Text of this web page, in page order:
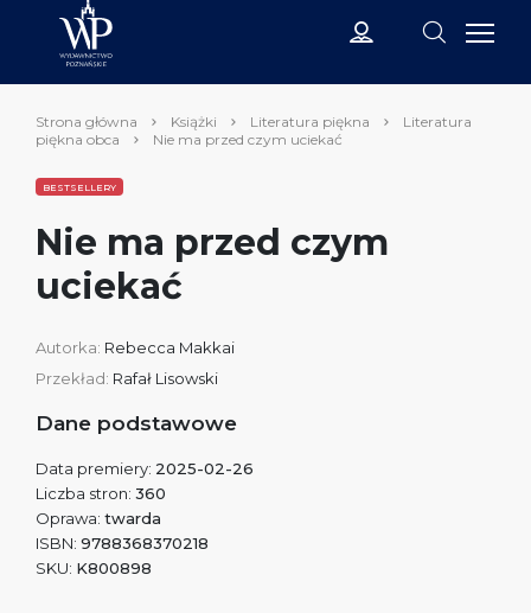
Strona główna Książki Literatura piękna
Literatura
piękna obca
Nie ma przed czym uciekać
BESTSELLERY
Nie ma przed czym
uciekać
Autorka: Rebecca Makkai
Przekład: Rafał Lisowski
Dane podstawowe
Data premiery: 2025-02-26
Liczba stron: 360
Oprawa: twarda
ISBN: 9788368370218
SKU: K800898